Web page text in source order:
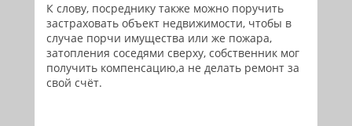
К слову, посреднику также можно поручить
застраховать объект недвижимости, чтобы в
случае порчи имущества или же пожара,
затопления соседями сверху, собственник мог
получить компенсацию,а не делать ремонт за
свой счёт.